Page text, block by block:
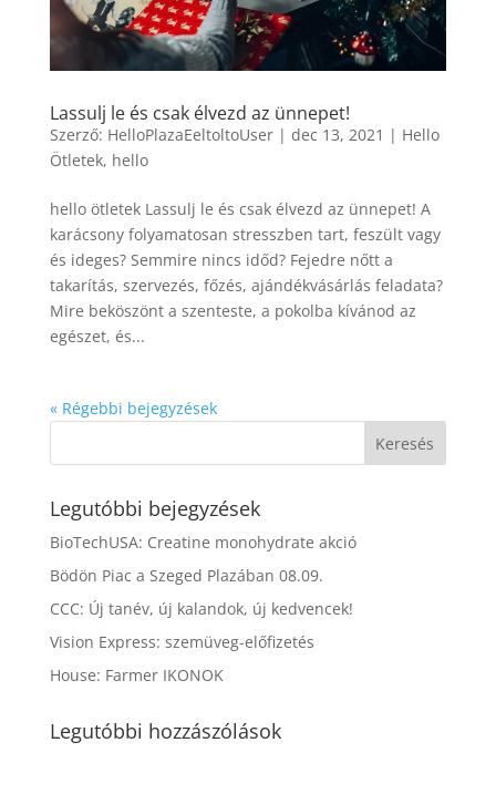
Lassulj le és csak élvezd az ünnepet!
Szerző: HelloPlazaEeltoltoUser| dec 13, 2021 | Hello
Ötletek, hello
hello ötletek Lassulj le és csak élvezd az ünnepet! A
karácsony folyamatosan stresszben tart, feszült vagy
és ideges? Semmire nincs időd? Fejedre nőtt a
takarítás, szervezés, főzés, ajándékvásárlás feladata?
Mire beköszönt a szenteste, a pokolba kívánod az
egészet, és...
« Régebbi bejegyzések
Legutóbbi bejegyzések
BioTechUSA: Creatine monohydrate akció
Bödön Piac a Szeged Plazában 08.09.
CCC: Új tanév, új kalandok, új kedvencek!
Vision Express: szemüveg-előfizetés
House: Farmer IKONOK
Legutóbbi hozzászólások